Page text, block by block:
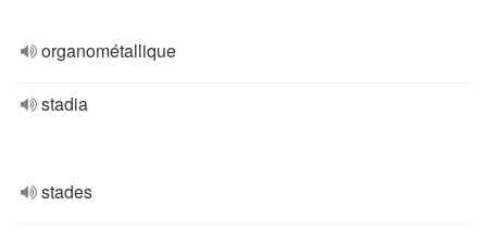
organométallique
stadia
stades